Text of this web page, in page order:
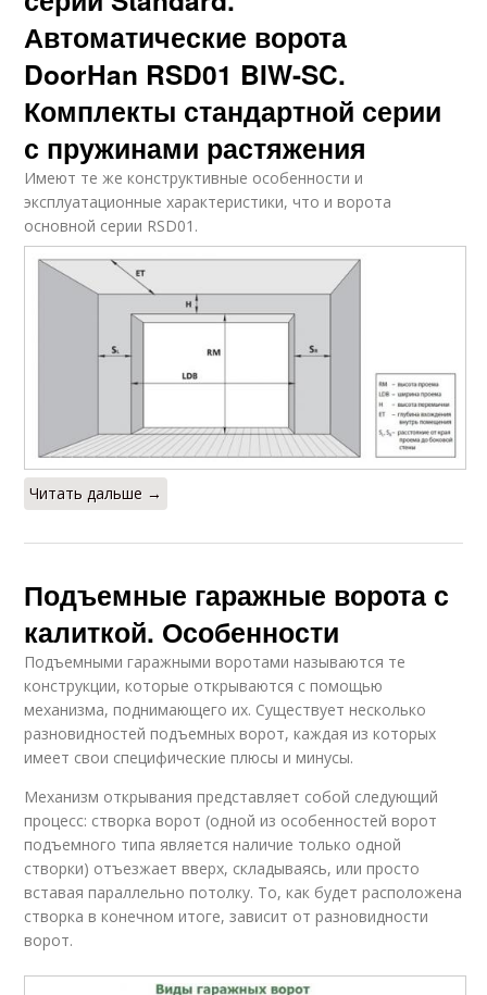
Автоматические ворота
DoorHan RSD01 BIW-SC.
Комплекты стандартной серии
с пружинами растяжения
Имеют те же конструктивные особенности и
эксплуатационные характеристики, что и ворота
основной серии RSD01.
Читать дальше →
Подъемные гаражные ворота с
калиткой. Особенности
Подъемными гаражными воротами называются те
конструкции, которые открываются с помощью
механизма, поднимающего их. Существует несколько
разновидностей подъемных ворот, каждая из которых
имеет свои специфические плюсы и минусы.
Механизм открывания представляет собой следующий
процесс: створка ворот (одной из особенностей ворот
подъемного типа является наличие только одной
створки) отъезжает вверх, складываясь, или просто
вставая параллельно потолку. То, как будет расположена
створка в конечном итоге, зависит от разновидности
ворот.